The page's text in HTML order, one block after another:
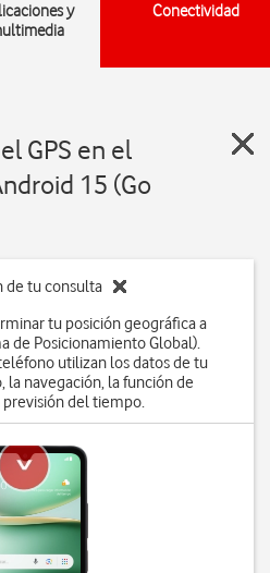
y
Conectividad
GPS en el
15 (Go
de tu consulta
tu posición geográfica a
de Posicionamiento Global).
utilizan los datos de tu
la navegación, la función de
previsión del tiempo.